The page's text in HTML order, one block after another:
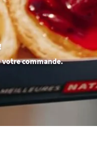
votre commande.